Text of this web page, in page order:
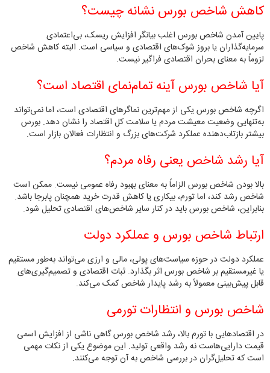
کاهش شاخص بورس نشانه چیست؟
پایین آمدن شاخص بورس اغلب بیانگر افزایش ریسک، بی‌اعتمادی
سرمایه‌گذاران یا بروز شوک‌های اقتصادی و سیاسی است. البته کاهش شاخص
لزوماً به معنای بحران اقتصادی فراگیر نیست.
آیا شاخص بورس آینه تمام‌نمای اقتصاد است؟
اگرچه شاخص بورس یکی از مهم‌ترین نماگرهای اقتصادی است، اما نمی‌تواند
به‌تنهایی وضعیت معیشت مردم یا سلامت کل اقتصاد را نشان دهد. بورس
بیشتر بازتاب‌دهنده عملکرد شرکت‌های بزرگ و انتظارات فعالان بازار است.
آیا رشد شاخص یعنی رفاه مردم؟
بالا بودن شاخص بورس الزاماً به معنای بهبود رفاه عمومی نیست. ممکن است
شاخص رشد کند، اما تورم، بیکاری یا کاهش قدرت خرید همچنان پابرجا باشد.
بنابراین، شاخص بورس باید در کنار سایر شاخص‌های اقتصادی تحلیل شود.
ارتباط شاخص بورس و عملکرد دولت
عملکرد دولت در حوزه سیاست‌های پولی، مالی و ارزی می‌تواند به‌طور مستقیم
یا غیرمستقیم بر شاخص بورس اثر بگذارد. ثبات اقتصادی و تصمیم‌گیری‌های
قابل پیش‌بینی معمولاً به رشد پایدار شاخص کمک می‌کند.
شاخص بورس و انتظارات تورمی
در اقتصادهایی با تورم بالا، رشد شاخص بورس گاهی ناشی از افزایش اسمی
قیمت دارایی‌هاست نه رشد واقعی تولید. این موضوع یکی از نکات مهمی
است که تحلیل‌گران در بررسی شاخص به آن توجه می‌کنند.